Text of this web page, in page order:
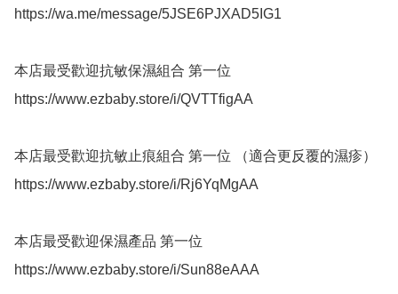
https://wa.me/message/5JSE6PJXAD5IG1
本店最受歡迎抗敏保濕組合 第一位
https://www.ezbaby.store/i/QVTTfigAA
本店最受歡迎抗敏止痕組合 第一位 （適合更反覆的濕疹）
https://www.ezbaby.store/i/Rj6YqMgAA
本店最受歡迎保濕產品 第一位
https://www.ezbaby.store/i/Sun88eAAA